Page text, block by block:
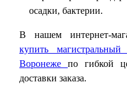
осадки, бактерии.
В нашем интернет-
купить
Воронеже по гибкой
доставки заказа.